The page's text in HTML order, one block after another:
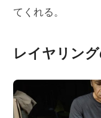
てくれる。
レイヤリン